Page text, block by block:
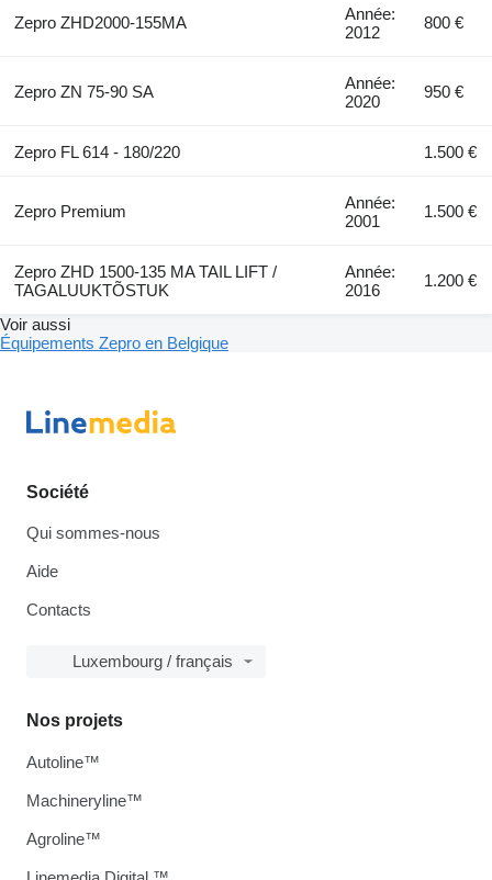
Zepro ZHD2000-155MA
Année:
2012
800 €
Zepro ZN 75-90 SA
Année:
2020
950 €
Zepro FL 614 - 180/220 1.500 €
Zepro Premium
Année:
2001
1.500 €
Zepro ZHD 1500-135 MA TAIL LIFT /
TAGALUUKTÕSTUK
Année:
2016
1.200 €
Voir aussi
Équipements Zepro en Belgique
Société
Qui sommes-nous
Aide
Contacts
Luxembourg / français
Nos projets
Autoline™
Machineryline™
Agroline™